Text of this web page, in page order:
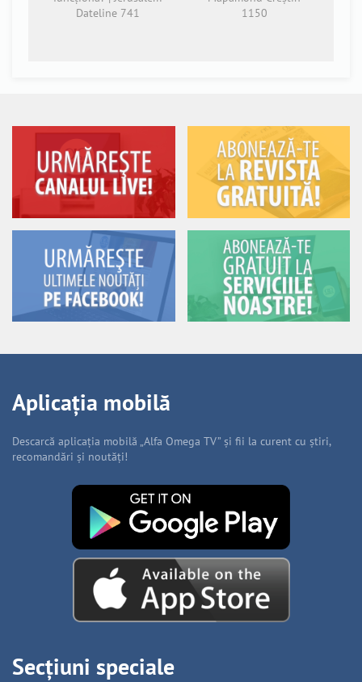
Dateline 741
1150
Aplicația mobilă
Descarcă aplicația mobilă „Alfa Omega TV” și fii la curent cu știri,
recomandări și noutăți!
Secțiuni speciale